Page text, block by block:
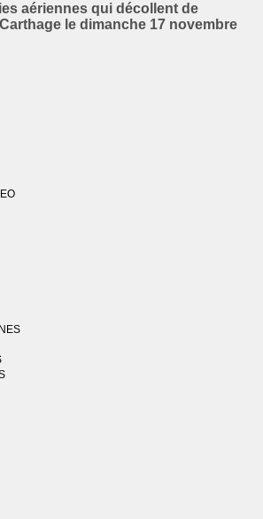
aériennes qui décollent de
le dimanche 17 novembre